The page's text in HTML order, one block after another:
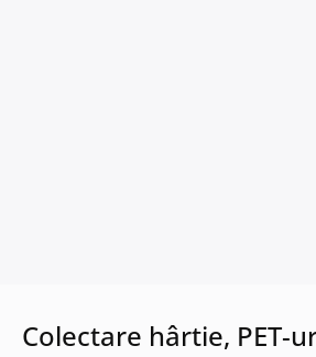
Colectare hârtie, PET-